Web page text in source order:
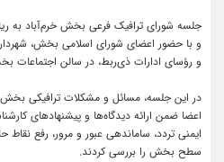
جلسه شورای ترافیک فرعی بخش خرم‌آباد به
و با حضور اعضای شورای اسلامی بخش، شهردار،
و رؤسای ادارات ذی‌ربط، در سالن اجتماعات
در این جلسه، مسائل و مشکلات ترافیکی بخش
اعضا ضمن ارائه دیدگاه‌ها و پیشنهادهای
ایمنی تردد، ساماندهی عبور و مرور، رفع نقاط
سطح بخش را بررسی کردند.